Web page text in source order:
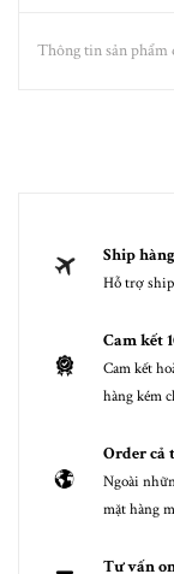
Thông tin sản phẩm
Ship
Hỗ trợ
Cam kết
Cam kết
hàng kém
Order cả
Ngoài
mặt hàng
Tư vấn